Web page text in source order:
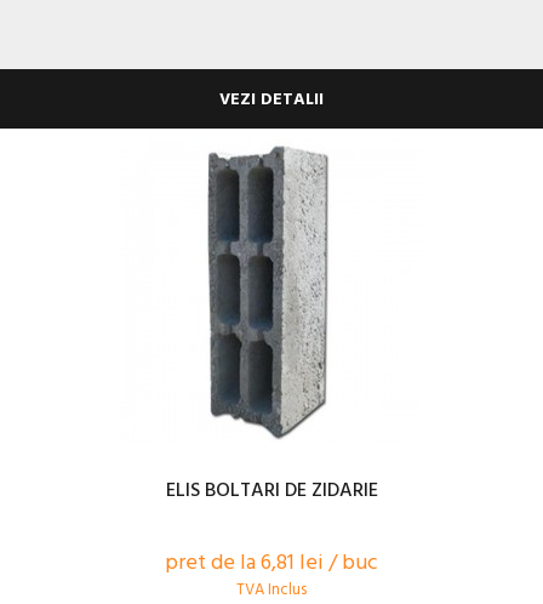
VEZI DETALII
ELIS BOLTARI DE ZIDARIE
pret de la 6,81 lei / buc
TVA Inclus